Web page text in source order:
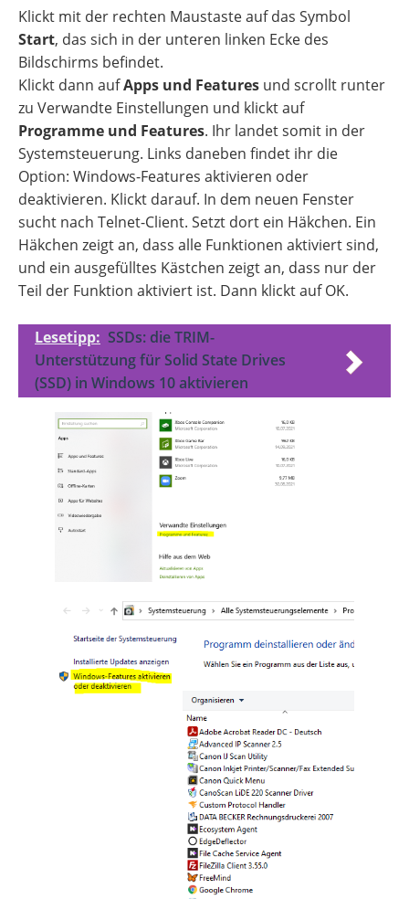
Klickt mit der rechten Maustaste auf das Symbol
Start, das sich in der unteren linken Ecke des
Bildschirms befindet.
Klickt dann aufApps und Features und scrollt runter
zu Verwandte Einstellungen und klickt auf
Programme und Features. Ihr landet somit in der
Systemsteuerung. Links daneben findet ihr die
Option: Windows-Features aktivieren oder
deaktivieren. Klickt darauf. In dem neuen Fenster
sucht nach Telnet-Client. Setzt dort ein Häkchen. Ein
Häkchen zeigt an, dass alle Funktionen aktiviert sind,
und ein ausgefülltes Kästchen zeigt an, dass nur der
Teil der Funktion aktiviert ist. Dann klickt auf OK.
Lesetipp: SSDs: die TRIM-
Unterstützung für Solid State Drives
(SSD) in Windows 10 aktivieren